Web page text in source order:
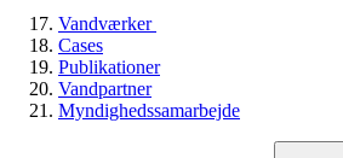
Vandværker
Cases
Publikationer
Vandpartner
Myndighedssamarbejde